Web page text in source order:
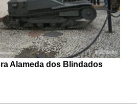
Alameda dos Blindados